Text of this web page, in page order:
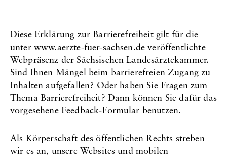
Diese Erklärung zur Barrierefreiheit gilt für die
unter www.aerzte-fuer-sachsen.de veröffentlichte
Webpräsenz der Sächsischen Landesärztekammer.
Sind Ihnen Mängel beim barrierefreien Zugang zu
Inhalten aufgefallen? Oder haben Sie Fragen zum
Thema Barrierefreiheit? Dann können Sie dafür das
vorgesehene Feedback‐Formular benutzen.
Als Körperschaft des öffentlichen Rechts streben
wir es an, unsere Websites und mobilen